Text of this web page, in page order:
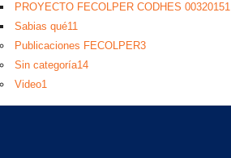
PROYECTO FECOLPER CODHES 00320151
Sabias qué11
Publicaciones FECOLPER3
Sin categoría14
Video1